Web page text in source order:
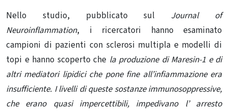
Nello studio, pubblicato sul Journal of
Neuroinflammation, i ricercatori hanno esaminato
campioni di pazienti con sclerosi multipla e modelli di
topi e hanno scoperto che la produzione di Maresin-1 e di
altri mediatori lipidici che pone fine all’infiammazione era
insufficiente. I livelli di queste sostanze immunosoppressive,
che erano quasi impercettibili, impedivano l’ arresto